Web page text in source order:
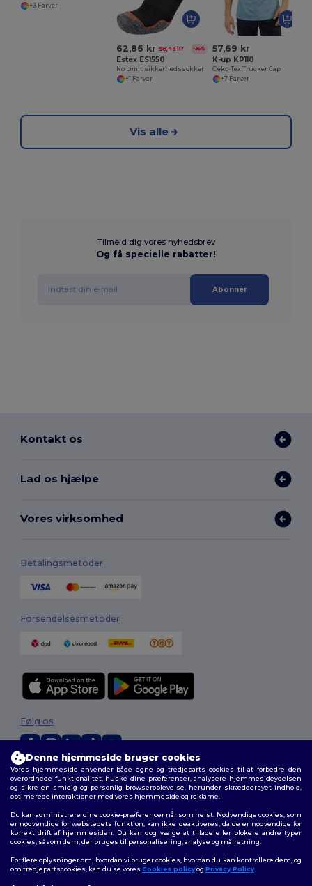
+3 Farver
62,86 kr 98,43 kr -36%
Estex ES1550
No Limit sikkerhedssokker
+1 Farver
57,69 kr
K-up KP110
Oeko-Tex Trucker Cap
+7 Farver
Vis alle
Tilmeld dig vores nyhedsbrev
Og få specielle rabatter!
Abonner
Kontakt os
Lad os hjælpe
Vores virksomhed
Betalingsmetoder
Forsendelsesmetoder
2026. Alle rettigheder forbeholdes
Vilkår og Betingelser|Tilpasset politik|Fortrolighedspolitik|Politik for
cookies|Sitemap
Følg os
Denne hjemmeside bruger cookies
Vores hjemmeside anvender både egne og tredjeparts cookies til at forbedre den
overordnede funktionalitet, huske dine præferencer, analysere hjemmesideydelsen
og sikre en smidig og personlig browseroplevelse, herunder skræddersyet indhold,
optimerede interaktioner med vores hjemmeside og reklame.
Du kan administrere dine cookie-præferencer når som helst. Nødvendige cookies, som
er nødvendige for webstedets funktion, kan ikke deaktiveres, da de er nødvendige for
korrekt drift af hjemmesiden. Du kan dog vælge at tillade eller blokere andre typer
cookies, såsom dem, der bruges til personalisering, analyse og målretning.
For flere oplysninger om, hvordan vi bruger cookies, hvordan du kan kontrollere dem, og
om tredjepartscookies, kan du se vores Cookies policyog Privacy Policy.